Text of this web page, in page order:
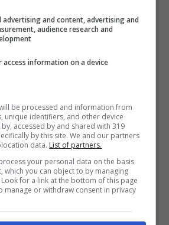
Clizia, invece con Oriana
durante il reality,
avrebbe potuto fare
festa a tema GF VIP,
le porte ad un nuovo
advertising and content, advertising and
audience research and
access information on a device
be processed and information from
unique identifiers, and other device
accessed by and shared with 319
by this site. We and our partners
data. List of partners.
your personal data on the basis
which you can object to by managing
for a link at the bottom of this page
manage or withdraw consent in privacy